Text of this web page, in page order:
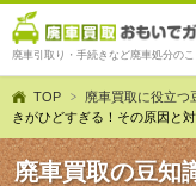
廃車引取り・手続きなど廃車処分の
TOP 廃車買取に役立つ
きがひどすぎる！その原因と
廃車買取の豆知